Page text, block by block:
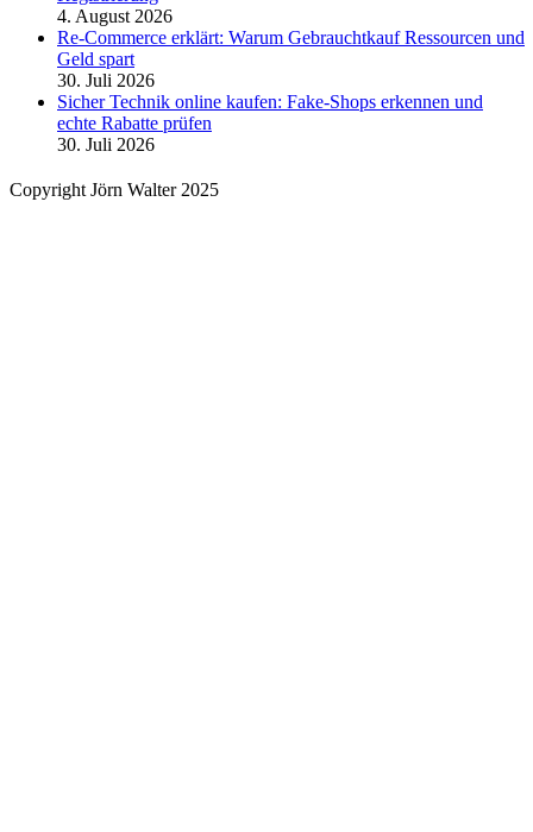
4. August 2026
Re-Commerce erklärt: Warum Gebrauchtkauf Ressourcen und
Geld spart
30. Juli 2026
Sicher Technik online kaufen: Fake-Shops erkennen und
echte Rabatte prüfen
30. Juli 2026
Copyright Jörn Walter 2025